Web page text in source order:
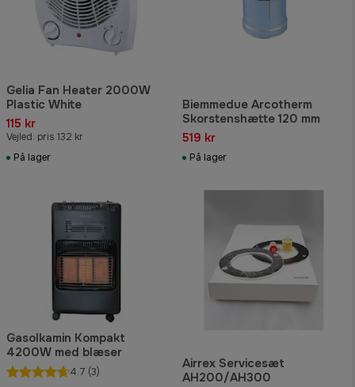
Gelia Fan Heater 2000W
Plastic White
115 kr
Vejled. pris 132 kr
På lager
Biemmedue Arcotherm
Skorstenshætte 120 mm
519 kr
På lager
Gasolkamin Kompakt
4200W med blæser
4.7 (3)
Airrex Servicesæt
AH200/AH300